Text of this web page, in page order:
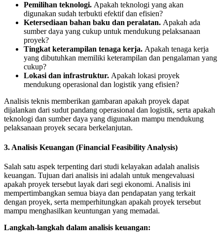
Pemilihan teknologi. Apakah teknologi yang akan
digunakan sudah terbukti efektif dan efisien?
Ketersediaan bahan baku dan peralatan. Apakah ada
sumber daya yang cukup untuk mendukung pelaksanaan
proyek?
Tingkat keterampilan tenaga kerja. Apakah tenaga kerja
yang dibutuhkan memiliki keterampilan dan pengalaman yang
cukup?
Lokasi dan infrastruktur. Apakah lokasi proyek
mendukung operasional dan logistik yang efisien?
Analisis teknis memberikan gambaran apakah proyek dapat
dijalankan dari sudut pandang operasional dan logistik, serta apakah
teknologi dan sumber daya yang digunakan mampu mendukung
pelaksanaan proyek secara berkelanjutan.
3. Analisis Keuangan (Financial Feasibility Analysis)
Salah satu aspek terpenting dari studi kelayakan adalah analisis
keuangan. Tujuan dari analisis ini adalah untuk mengevaluasi
apakah proyek tersebut layak dari segi ekonomi. Analisis ini
mempertimbangkan semua biaya dan pendapatan yang terkait
dengan proyek, serta memperhitungkan apakah proyek tersebut
mampu menghasilkan keuntungan yang memadai.
Langkah-langkah dalam analisis keuangan: